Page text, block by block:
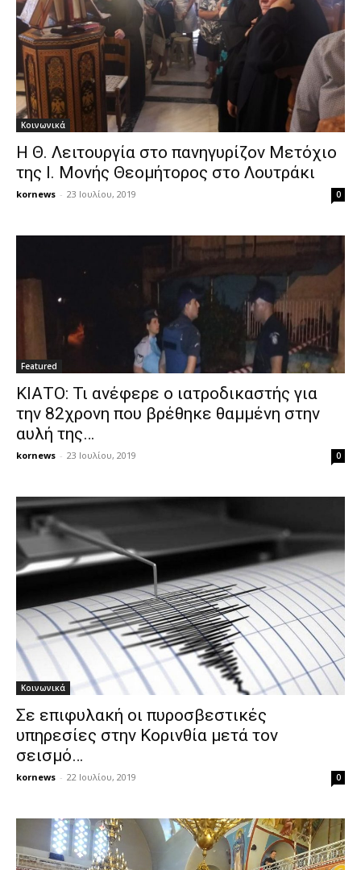
Κοινωνικά
H Θ. Λειτουργία στο πανηγυρίζον Μετόχιο
της Ι. Μονής Θεομήτορος στο Λουτράκι
kornews - 23 Ιουλίου, 2019 0
Featured
ΚΙΑΤΟ: Τι ανέφερε ο ιατροδικαστής για
την 82χρονη που βρέθηκε θαμμένη στην
αυλή της…
kornews - 23 Ιουλίου, 2019 0
Κοινωνικά
Σε επιφυλακή οι πυροσβεστικές
υπηρεσίες στην Κορινθία μετά τον
σεισμό…
kornews - 22 Ιουλίου, 2019 0